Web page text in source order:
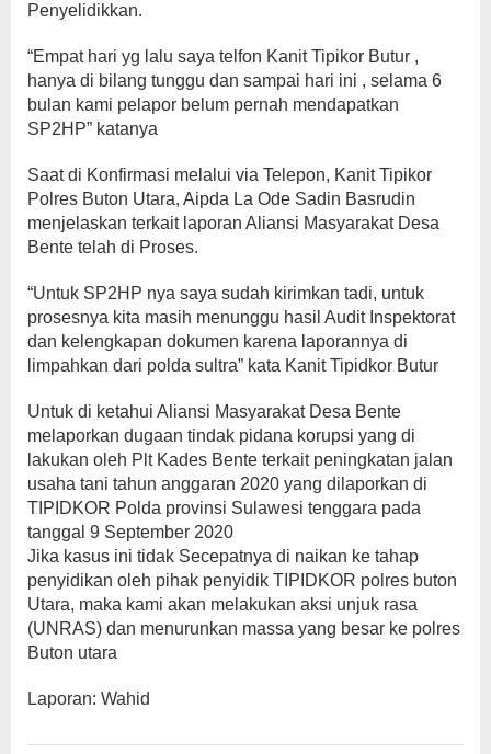
Penyelidikkan.
“Empat hari yg lalu saya telfon Kanit Tipikor Butur ,
hanya di bilang tunggu dan sampai hari ini , selama 6
bulan kami pelapor belum pernah mendapatkan
SP2HP” katanya
Saat di Konfirmasi melalui via Telepon, Kanit Tipikor
Polres Buton Utara, Aipda La Ode Sadin Basrudin
menjelaskan terkait laporan Aliansi Masyarakat Desa
Bente telah di Proses.
“Untuk SP2HP nya saya sudah kirimkan tadi, untuk
prosesnya kita masih menunggu hasil Audit Inspektorat
dan kelengkapan dokumen karena laporannya di
limpahkan dari polda sultra” kata Kanit Tipidkor Butur
Untuk di ketahui Aliansi Masyarakat Desa Bente
melaporkan dugaan tindak pidana korupsi yang di
lakukan oleh Plt Kades Bente terkait peningkatan jalan
usaha tani tahun anggaran 2020 yang dilaporkan di
TIPIDKOR Polda provinsi Sulawesi tenggara pada
tanggal 9 September 2020
Jika kasus ini tidak Secepatnya di naikan ke tahap
penyidikan oleh pihak penyidik TIPIDKOR polres buton
Utara, maka kami akan melakukan aksi unjuk rasa
(UNRAS) dan menurunkan massa yang besar ke polres
Buton utara
Laporan: Wahid